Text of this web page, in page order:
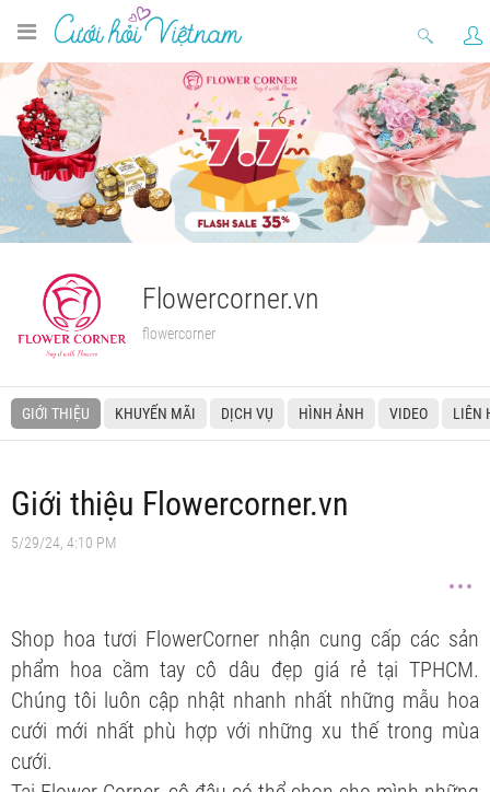
Flowercorner.vn
flowercorner
GIỚI THIỆU KHUYẾN MÃI DỊCH VỤ HÌNH ẢNH VIDEO LIÊN
Giới thiệu Flowercorner.vn
5/29/24, 4:10 PM
Shop hoa tươi FlowerCorner nhận cung cấp các sản
phẩm hoa cầm tay cô dâu đẹp giá rẻ tại TPHCM.
Chúng tôi luôn cập nhật nhanh nhất những mẫu hoa
cưới mới nhất phù hợp với những xu thế trong mùa
cưới.